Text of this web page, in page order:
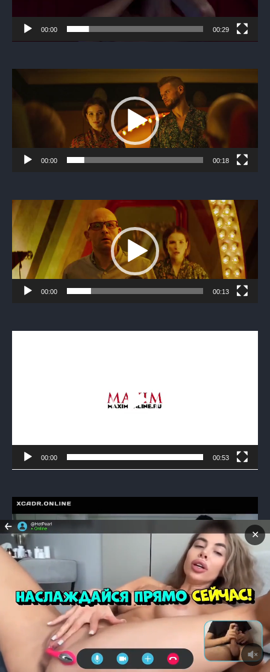
00:00 00:29
00:00 00:18
Видеоплеер
00:00 00:13
00:00 00:53
Видеоплеер
00:00 00:50
Видеоплеер
✕